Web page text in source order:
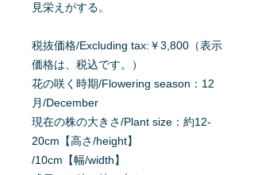
見栄えがする。
税抜価格/Excluding tax:￥3,800（表示
価格は、税込です。）
花の咲く時期/Flowering season：12
月/December
現在の株の大きさ/Plant size：約12-
20cm【高さ/height】
/10cm【幅/width】